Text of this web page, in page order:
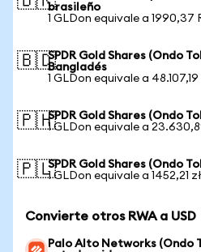
brasileño
1 GLDon equivale a 1990,37
🇧🇩SPDR Gold Shares (Ondo
Bangladés
1 GLDon equivale a 48.107,19
🇵🇭SPDR Gold Shares (Ondo
1 GLDon equivale a
🇵🇱SPDR Gold Shares (Ondo
1 GLDon equivale a 1452,21 zł
Convierte otros RWA a USD
Palo Alto Networks (Ondo